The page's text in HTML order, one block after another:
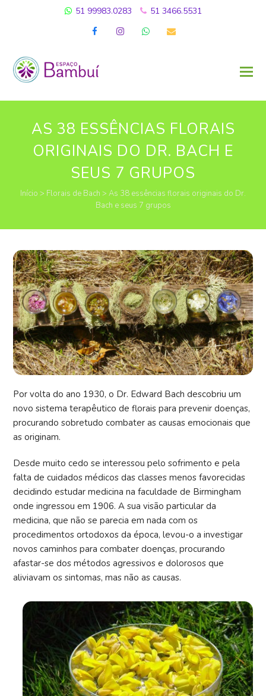
51 99983.0283 51 3466.5531
FacebookInstagramWhatsapp
Email
AS 38 ESSÊNCIAS FLORAIS
ORIGINAIS DO DR. BACH E
SEUS 7 GRUPOS
Início > Florais de Bach > As 38 essências florais originais do Dr.
Bach e seus 7 grupos
Por volta do ano 1930, o Dr. Edward Bach descobriu um
novo sistema terapêutico de florais para prevenir doenças,
procurando sobretudo combater as causas emocionais que
as originam.
Desde muito cedo se interessou pelo sofrimento e pela
falta de cuidados médicos das classes menos favorecidas
decidindo estudar medicina na faculdade de Birmingham
onde ingressou em 1906. A sua visão particular da
medicina, que não se parecia em nada com os
procedimentos ortodoxos da época, levou-o a investigar
novos caminhos para combater doenças, procurando
afastar-se dos métodos agressivos e dolorosos que
aliviavam os sintomas, mas não as causas.